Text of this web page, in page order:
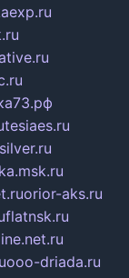
tesiaes.ru
orior-aks.ru
flatnsk.ru
ooo-driada.ru